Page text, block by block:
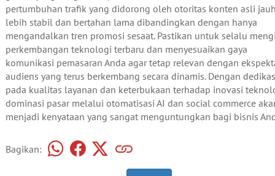
pertumbuhan trafik yang didorong oleh otoritas konten asli
lebih stabil dan bertahan lama dibandingkan dengan hanya
mengandalkan tren promosi sesaat. Pastikan untuk selalu
perkembangan teknologi terbaru dan menyesuaikan gaya
komunikasi pemasaran Anda agar tetap relevan dengan
audiens yang terus berkembang secara dinamis. Dengan
pada kualitas layanan dan keterbukaan terhadap inovasi
dominasi pasar melalui otomatisasi AI dan social commerce
menjadi kenyataan yang sangat menguntungkan bagi bisnis
Bagikan: